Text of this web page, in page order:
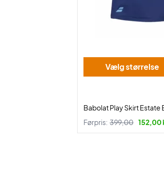
Vælg størrelse
Babolat Play Skirt Estate
Førpris: 399,00 152,00